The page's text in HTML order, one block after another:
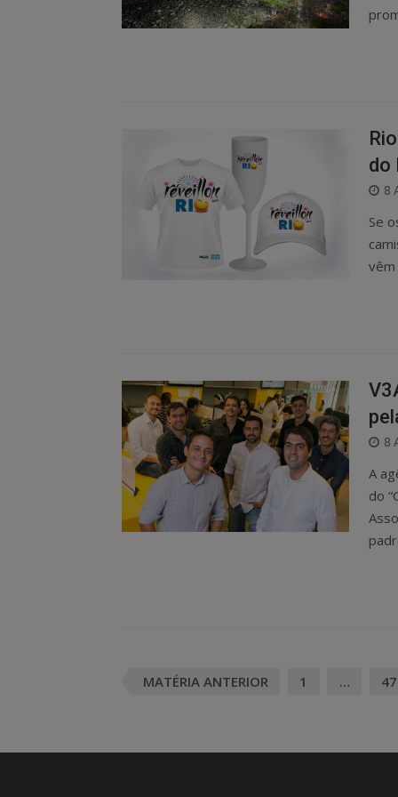
do
8
Se
vêm
8
A
do
navigation
MATÉRIA ANTERIOR 1 … 47